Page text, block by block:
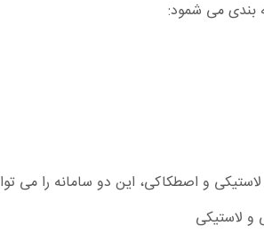
بندی می شمود:
و اصطكاكی، اين دو سامانه را می
لاستيكی